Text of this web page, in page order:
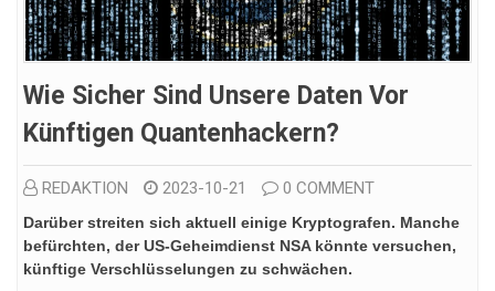
Wie Sicher Sind Unsere Daten Vor
Künftigen Quantenhackern?
REDAKTION 2023-10-21 0 COMMENT
Darüber streiten sich aktuell einige Kryptografen. Manche
befürchten, der US-Geheimdienst NSA könnte versuchen,
künftige Verschlüsselungen zu schwächen.